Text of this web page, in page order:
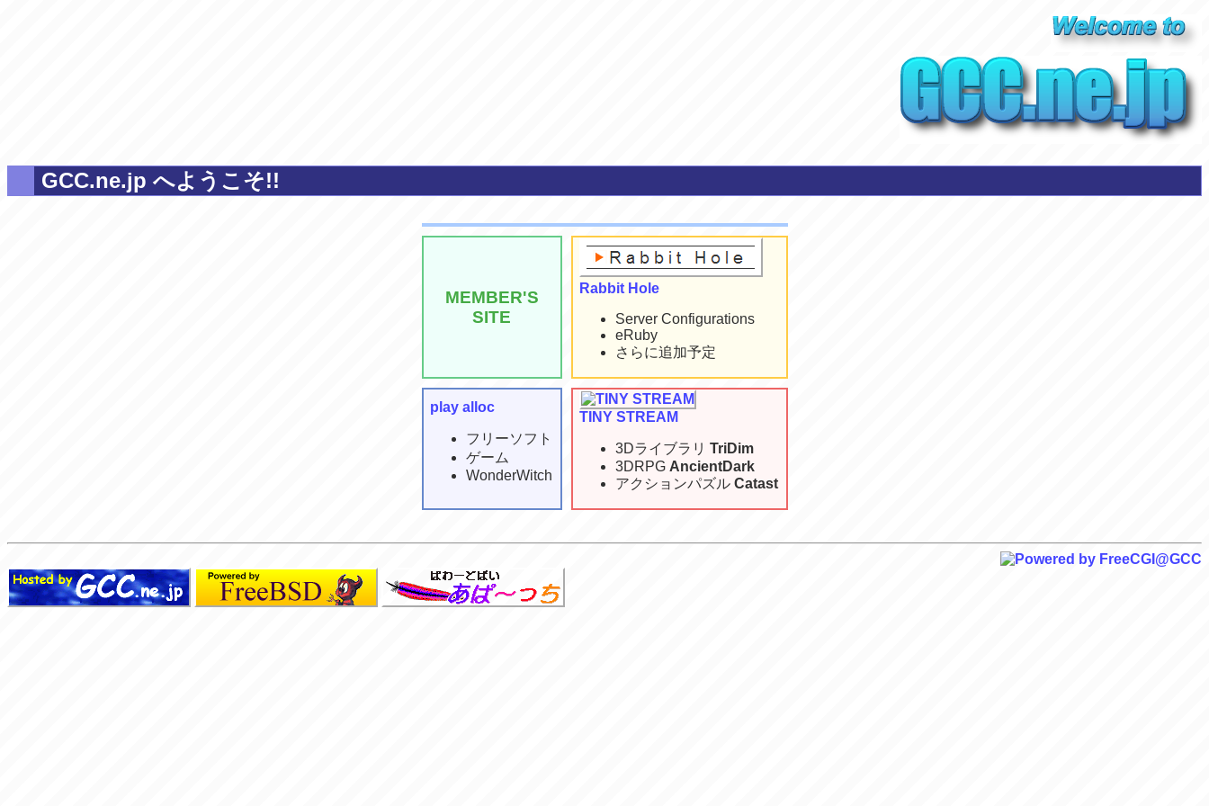
GCC.ne.jp へようこそ!!
MEMBER'S
SITE
Rabbit Hole
Server Configurations
eRuby
さらに追加予定
play alloc
フリーソフト
ゲーム
WonderWitch
TINY STREAM
3DライブラリTriDim
3DRPG AncientDark
アクションパズルCatast